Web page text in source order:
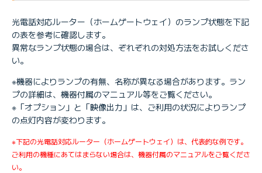
光電話対応ルーター（ホームゲートウェイ）のランプ状態を下記
の表を参考に確認します。
異常なランプ状態の場合は、ぞれぞれの対処方法をお試しくださ
い。
※機器によりランプの有無、名称が異なる場合があります。ラン
プの詳細は、機器付属のマニュアル等をご覧ください。
※「オプション」と「映像出力」は、ご利用の状況によりランプ
の点灯内容が変わります。
※下記の光電話対応ルーター（ホームゲートウェイ）は、代表的な例です。
ご利用の機種にあてはまらない場合は、機器付属のマニュアルをご覧くださ
い。